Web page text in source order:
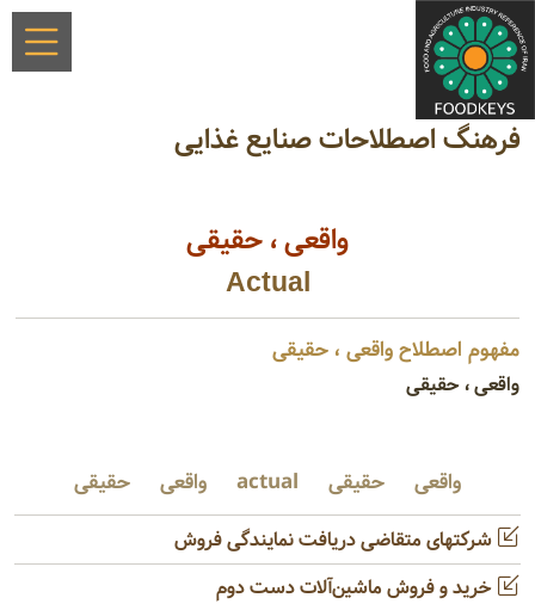
فرهنگ اصطلاحات صنایع غذایی
واقعی ، حقیقی
Actual
مفهوم اصطلاح واقعی ، حقیقی
واقعی ، حقیقی
واقعی حقیقی actual واقعی حقیقی
شرکتهای متقاضی دریافت نمایندگی فروش
خرید و فروش ماشین‌آلات دست دوم